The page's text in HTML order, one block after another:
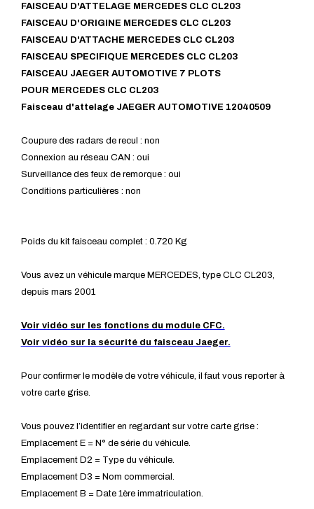
FAISCEAU D'ATTELAGE MERCEDES CLC CL203
FAISCEAU D'ORIGINE MERCEDES CLC CL203
FAISCEAU D'ATTACHE MERCEDES CLC CL203
FAISCEAU SPECIFIQUE MERCEDES CLC CL203
FAISCEAU JAEGER AUTOMOTIVE 7 PLOTS
POUR MERCEDES CLC CL203
Faisceau d'attelage JAEGER AUTOMOTIVE 12040509
Coupure des radars de recul : non
Connexion au réseau CAN : oui
Surveillance des feux de remorque : oui
Conditions particulières : non
Poids du kit faisceau complet : 0.720 Kg
Vous avez un véhicule marque MERCEDES, type CLC CL203,
depuis mars 2001
Voir vidéo sur les fonctions du module CFC.
Voir vidéo sur la sécurité du faisceau Jaeger.
Pour confirmer le modèle de votre véhicule, il faut vous reporter à
votre carte grise.
Vous pouvez l’identifier en regardant sur votre carte grise :
Emplacement E = N° de série du véhicule.
Emplacement D2 = Type du véhicule.
Emplacement D3 = Nom commercial.
Emplacement B = Date 1ère immatriculation.